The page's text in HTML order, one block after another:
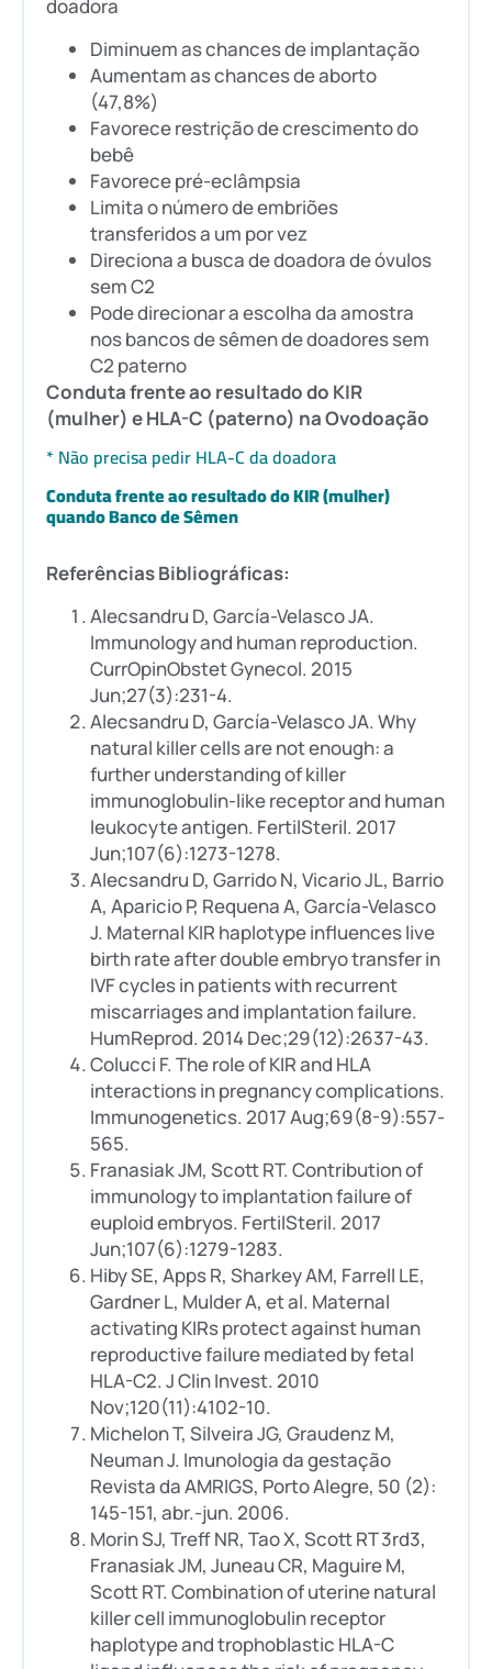
doadora
Diminuem as chances de implantação
Aumentam as chances de aborto
(47,8%)
Favorece restrição de crescimento do
bebê
Favorece pré-eclâmpsia
Limita o número de embriões
transferidos a um por vez
Direciona a busca de doadora de óvulos
sem C2
Pode direcionar a escolha da amostra
nos bancos de sêmen de doadores sem
C2 paterno
Conduta frente ao resultado do KIR
(mulher) e HLA-C (paterno) na Ovodoação
* Não precisa pedir HLA-C da doadora
Conduta frente ao resultado do KIR (mulher)
quando Banco de Sêmen
Referências Bibliográficas:
Alecsandru D, García-Velasco JA.
Immunology and human reproduction.
CurrOpinObstet Gynecol. 2015
Jun;27(3):231-4.
Alecsandru D, García-Velasco JA. Why
natural killer cells are not enough: a
further understanding of killer
immunoglobulin-like receptor and human
leukocyte antigen. FertilSteril. 2017
Jun;107(6):1273-1278.
Alecsandru D, Garrido N, Vicario JL, Barrio
A, Aparicio P, Requena A, García-Velasco
J. Maternal KIR haplotype influences live
birth rate after double embryo transfer in
IVF cycles in patients with recurrent
miscarriages and implantation failure.
HumReprod. 2014 Dec;29(12):2637-43.
Colucci F. The role of KIR and HLA
interactions in pregnancy complications.
Immunogenetics. 2017 Aug;69(8-9):557-
565.
Franasiak JM, Scott RT. Contribution of
immunology to implantation failure of
euploid embryos. FertilSteril. 2017
Jun;107(6):1279-1283.
Hiby SE, Apps R, Sharkey AM, Farrell LE,
Gardner L, Mulder A, et al. Maternal
activating KIRs protect against human
reproductive failure mediated by fetal
HLA-C2. J Clin Invest. 2010
Nov;120(11):4102-10.
Michelon T, Silveira JG, Graudenz M,
Neuman J. Imunologia da gestação
Revista da AMRIGS, Porto Alegre, 50 (2):
145-151, abr.-jun. 2006.
Morin SJ, Treff NR, Tao X, Scott RT 3rd3,
Franasiak JM, Juneau CR, Maguire M,
Scott RT. Combination of uterine natural
killer cell immunoglobulin receptor
haplotype and trophoblastic HLA-C